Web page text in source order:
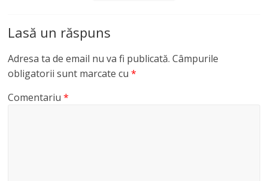
Lasă un răspuns
Adresa ta de email nu va fi publicată. Câmpurile
obligatorii sunt marcate cu*
Comentariu*